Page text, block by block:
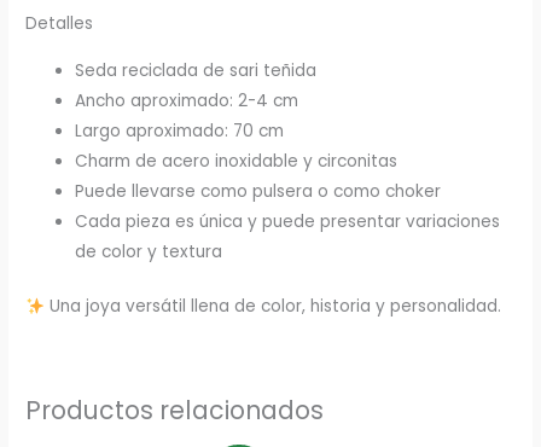
Detalles
Seda reciclada de sari teñida
Ancho aproximado: 2-4 cm
Largo aproximado: 70 cm
Charm de acero inoxidable y circonitas
Puede llevarse como pulsera o como choker
Cada pieza es única y puede presentar variaciones
de color y textura
Una joya versátil llena de color, historia y personalidad.
Productos relacionados